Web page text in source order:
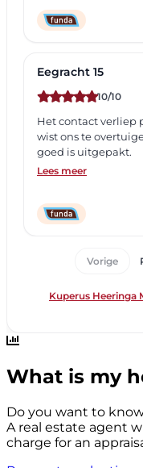
What is my
Do you want to
A real estate agent
charge for an